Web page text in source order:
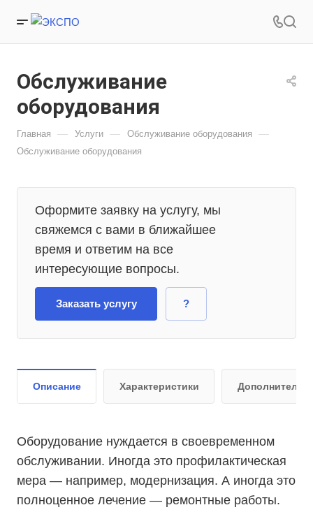
Обслуживание
оборудования
Главная — Услуги — Обслуживание оборудования —
Обслуживание оборудования
Оформите заявку на услугу, мы
свяжемся с вами в ближайшее
время и ответим на все
интересующие вопросы.
Заказать услугу ?
Описание Характеристики
Оборудование нуждается в своевременном
обслуживании. Иногда это профилактическая
мера — например, модернизация. А иногда это
полноценное лечение — ремонтные работы.